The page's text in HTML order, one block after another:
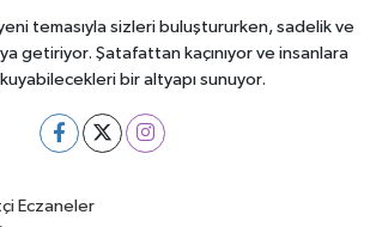
temasıyla sizleri buluştururken, sadelik ve
getiriyor. Şatafattan kaçınıyor ve insanlara
bir altyapı sunuyor.
Eczaneler